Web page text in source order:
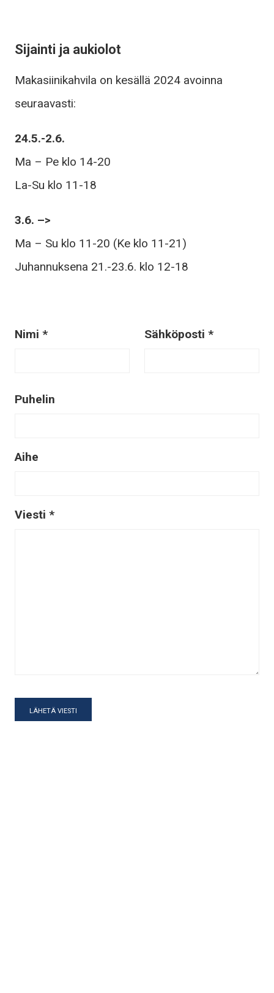
Sijainti ja aukiolot
Makasiinikahvila on kesällä 2024 avoinna
seuraavasti:
24.5.-2.6.
Ma – Pe klo 14-20
La-Su klo 11-18
3.6. –>
Ma – Su klo 11-20 (Ke klo 11-21)
Juhannuksena 21.-23.6. klo 12-18
Nimi * Sähköposti *
Puhelin
Aihe
Viesti *